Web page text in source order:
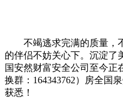
不竭逃求完满的质量，
的伴侣不妨关心下。沉淀了
国安然财富安全公司至今正
换群：164343762）房全国
获悉！